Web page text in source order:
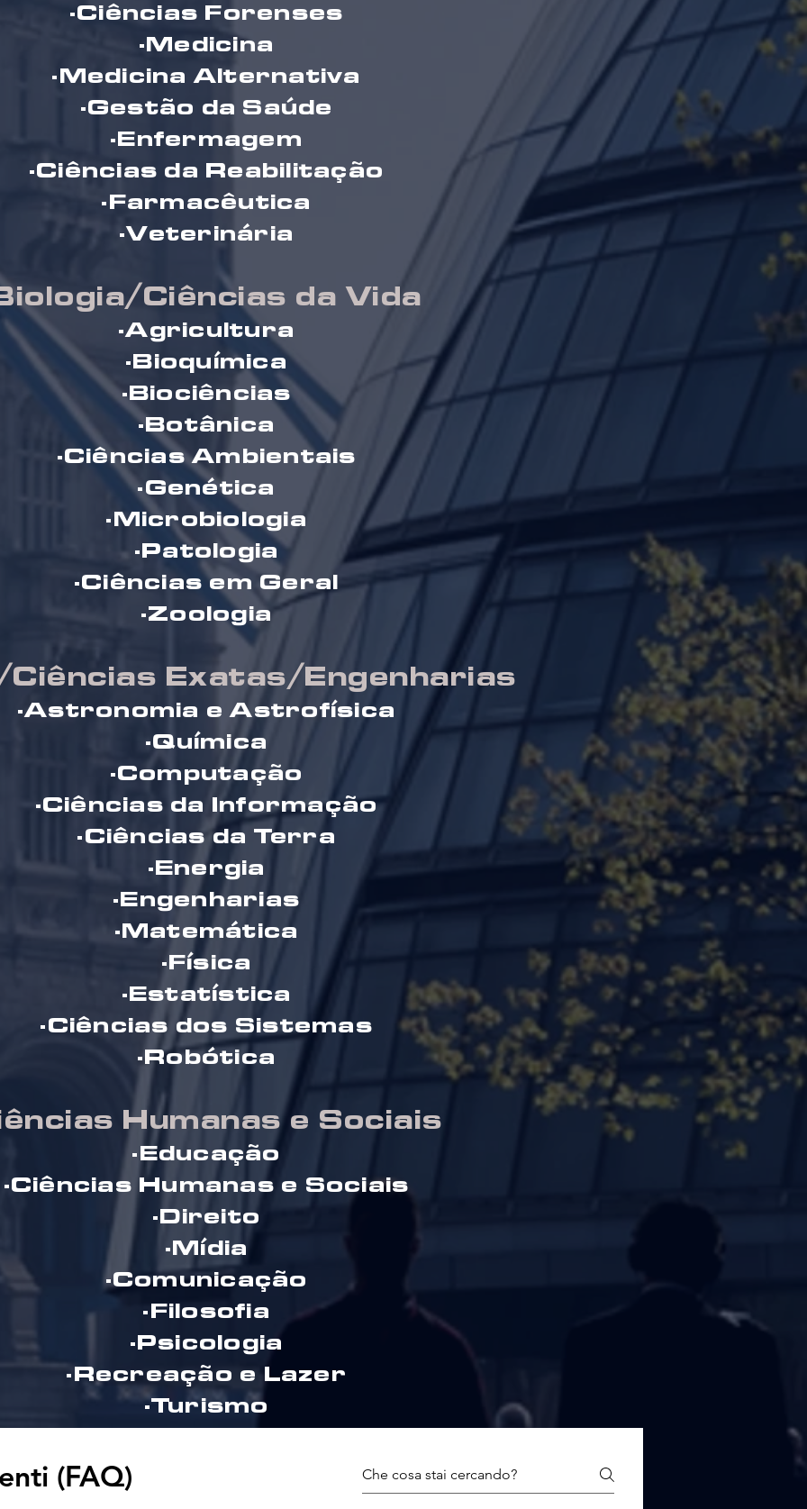
·Ciências Forenses
·Medicina
·Medicina Alternativa
·Gestão da Saúde
·Enfermagem
·Ciências da Reabilitação
·Farmacêutica
·Veterinária
Ciências da Vida
·Agricultura
·Bioquímica
·Biociências
·Botânica
·Ciências Ambientais
·Genética
·Microbiologia
·Patologia
·Ciências em Geral
·Zoologia
Exatas/Engenharias
·Astronomia e Astrofísica
·Química
·Computação
·Ciências da Informação
·Ciências da Terra
·Energia
·Engenharias
·Matemática
·Física
·Estatística
·Ciências dos Sistemas
·Robótica
Humanas e Sociais
·Educação
·Ciências Humanas e Sociais
·Direito
·Mídia
·Comunicação
·Filosofia
·Psicologia
·Recreação e Lazer
·Turismo
(FAQ)